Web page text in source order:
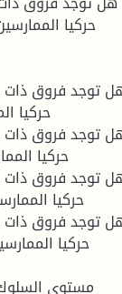
حركيا
حركيا
حركيا
حركيا
حركيا